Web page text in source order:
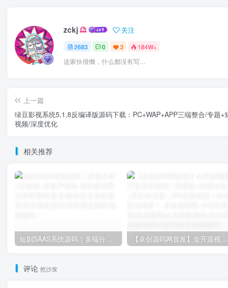
zckj 关注
2683 0 3 184W+
这家伙很懒，什么都没有写...
上一篇
绿豆影视系统5.1.8反编译版源码下载：PC+WAP+APP三端整合/专题+
视频/深度优化
相关推荐
短剧SAAS系统源码｜多端分销+云存储+多租户架构 【卓创源码网首发】全开源视频打赏系统源码｜双模板+代理分站+易支付对接｜API全面修复｜站长盈利利器！​
评论 抢沙发